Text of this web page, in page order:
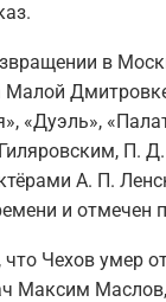
в
«Дуэль»,
А. П.
и отмечен
Чехов умер
Максим